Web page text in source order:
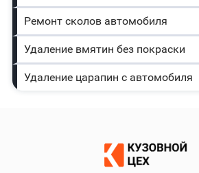
Ремонт сколов автомобиля
Удаление вмятин без покраски
Удаление царапин с автомобиля